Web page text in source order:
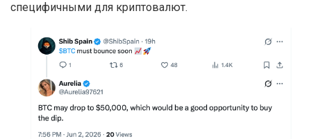
специфичными для криптовалют.